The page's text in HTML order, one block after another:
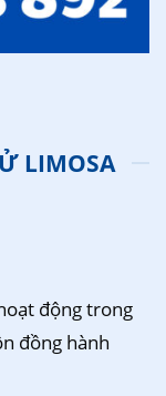
LIMOSA
động trong
đồng hành